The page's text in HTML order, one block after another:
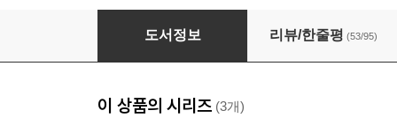
장미의 이름 세트
도서정보 리뷰/한줄평 (53/95)
이 상품의 시리즈 (3개)